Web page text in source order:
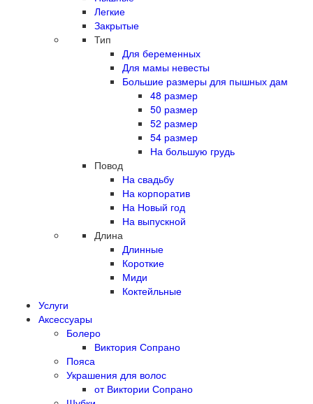
Легкие
Закрытые
Тип
Для беременных
Для мамы невесты
Большие размеры для пышных дам
48 размер
50 размер
52 размер
54 размер
На большую грудь
Повод
На свадьбу
На корпоратив
На Новый год
На выпускной
Длина
Длинные
Короткие
Миди
Коктейльные
Услуги
Аксессуары
Болеро
Виктория Сопрано
Пояса
Украшения для волос
от Виктории Сопрано